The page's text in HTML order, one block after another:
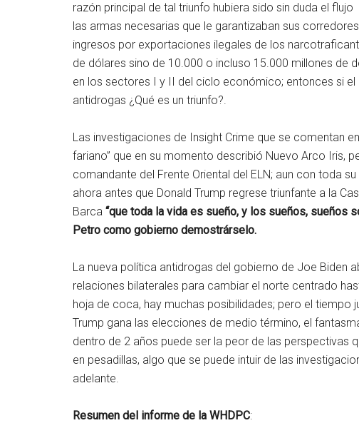
razón principal de tal triunfo hubiera sido sin duda el
las armas necesarias que le garantizaban sus
ingresos por exportaciones ilegales de los
de dólares sino de 10.000 o incluso 15.000 millones de
en los sectores I y II del ciclo económico; entonces si
antidrogas ¿Qué es un triunfo?.
Las investigaciones de Insight Crime que se comentan
fariano” que en su momento describió Nuevo Arco Iris,
comandante del Frente Oriental del ELN; aun con toda
ahora antes que Donald Trump regrese triunfante a la
Barca “que toda la vida es sueño, y los sueños, sueños
Petro como gobierno demostrárselo.
La nueva política antidrogas del gobierno de Joe Biden
relaciones bilaterales para cambiar el norte centrado
hoja de coca, hay muchas posibilidades; pero el tiempo
Trump gana las elecciones de medio término, el
dentro de 2 años puede ser la peor de las perspectivas
en pesadillas, algo que se puede intuir de las
adelante.
Resumen del informe de la WHDPC: